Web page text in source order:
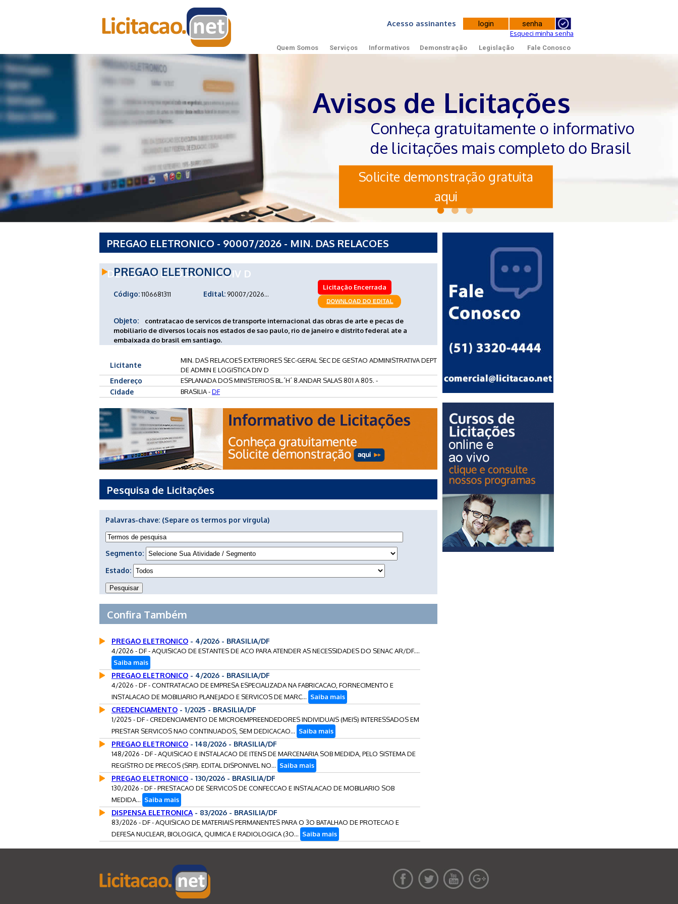
Acesso assinantes
Esqueci minha senha
Quem Somos Serviços Informativos Demonstração Legislação Fale Conosco
Avisos de Licitações
Conheça gratuitamente o informativo
de licitações mais completo do Brasil
Solicite demonstração gratuita
aqui
PREGAO ELETRONICO - 90007/2026 - MIN. DAS RELACOES
DE ADMIN E LOGISTICA DIV D
PREGAO ELETRONICO
Código:1106681311 Edital: 90007/2026...
Licitação Encerrada
Objeto:
contratacao de servicos de transporte internacional das obras de arte e pecas de
mobiliario de diversos locais nos estados de sao paulo, rio de janeiro e distrito federal ate a
embaixada do brasil em santiago.
Licitante
MIN. DAS RELACOES EXTERIORES SEC-GERAL SEC DE GESTAO ADMINISTRATIVA DEPT
DE ADMIN E LOGISTICA DIV D
Endereço ESPLANADA DOS MINISTERIOS BL.´H´ 8.ANDAR SALAS 801 A 805. -
Cidade BRASILIA -DF
Pesquisa de Licitações
Palavras-chave: (Separe os termos por virgula)
Segmento:
Estado:
Confira Também
PREGAO ELETRONICO - 4/2026 - BRASILIA/DF
4/2026 - DF - AQUISICAO DE ESTANTES DE ACO PARA ATENDER AS NECESSIDADES DO SENAC AR/DF....
Saiba mais
PREGAO ELETRONICO - 4/2026 - BRASILIA/DF
4/2026 - DF - CONTRATACAO DE EMPRESA ESPECIALIZADA NA FABRICACAO, FORNECIMENTO E
INSTALACAO DE MOBILIARIO PLANEJADO E SERVICOS DE MARC... Saiba mais
CREDENCIAMENTO - 1/2025 - BRASILIA/DF
1/2025 - DF - CREDENCIAMENTO DE MICROEMPREENDEDORES INDIVIDUAIS (MEIS) INTERESSADOS EM
PRESTAR SERVICOS NAO CONTINUADOS, SEM DEDICACAO... Saiba mais
PREGAO ELETRONICO - 148/2026 - BRASILIA/DF
148/2026 - DF - AQUISICAO E INSTALACAO DE ITENS DE MARCENARIA SOB MEDIDA, PELO SISTEMA DE
REGISTRO DE PRECOS (SRP). EDITAL DISPONIVEL NO... Saiba mais
PREGAO ELETRONICO - 130/2026 - BRASILIA/DF
130/2026 - DF - PRESTACAO DE SERVICOS DE CONFECCAO E INSTALACAO DE MOBILIARIO SOB
MEDIDA... Saiba mais
DISPENSA ELETRONICA - 83/2026 - BRASILIA/DF
83/2026 - DF - AQUISICAO DE MATERIAIS PERMANENTES PARA O 3O BATALHAO DE PROTECAO E
DEFESA NUCLEAR, BIOLOGICA, QUIMICA E RADIOLOGICA (3O... Saiba mais